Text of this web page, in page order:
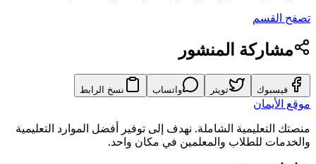
تصفح القسم
مشاركة المنشور
فيسبوك تويتر واتساب نسخ الرابط
موقع الأيمان
منصتك التعليمية الشاملة. نهدف إلى توفير أفضل الموارد التعليمية
والخدمات للطلاب والمعلمين في مكان واحد.